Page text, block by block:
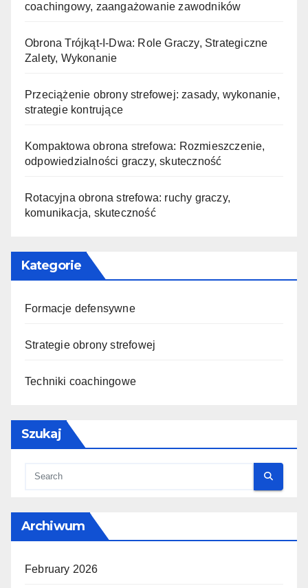
coachingowy, zaangażowanie zawodników
Obrona Trójkąt-I-Dwa: Role Graczy, Strategiczne
Zalety, Wykonanie
Przeciążenie obrony strefowej: zasady, wykonanie,
strategie kontrujące
Kompaktowa obrona strefowa: Rozmieszczenie,
odpowiedzialności graczy, skuteczność
Rotacyjna obrona strefowa: ruchy graczy,
komunikacja, skuteczność
Kategorie
Formacje defensywne
Strategie obrony strefowej
Techniki coachingowe
Szukaj
Archiwum
February 2026